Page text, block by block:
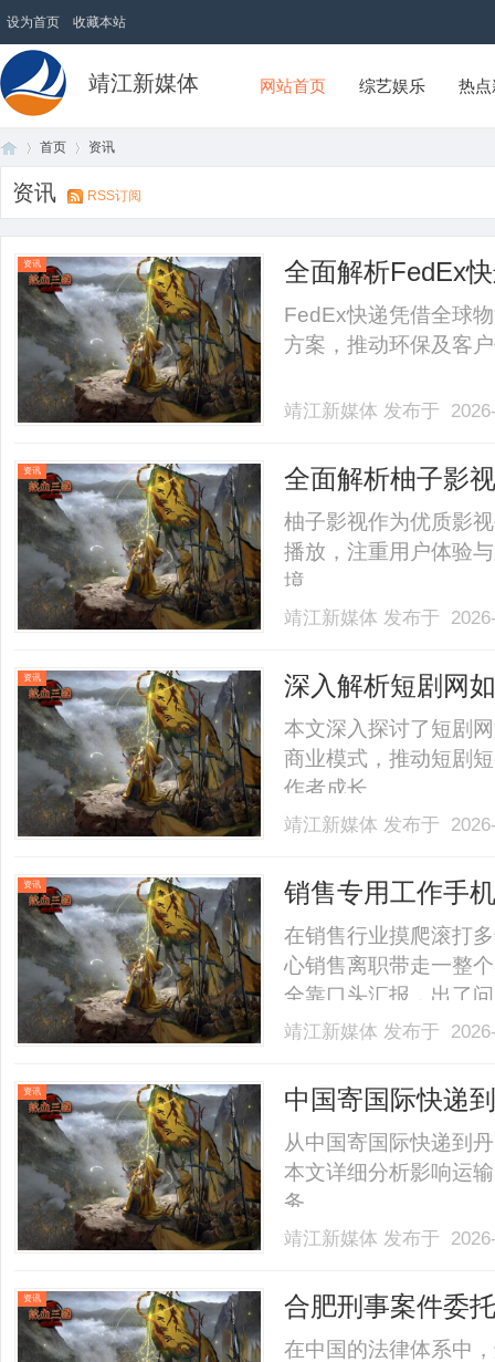
设为首页 收藏本站
靖江新媒体 网站首页 综艺娱乐 热
首页 资讯
资讯 RSS订阅
资讯 全面解析FedEx
FedEx快递凭借全球
方案，推动环保及客
靖江新媒体 发布于
资讯 全面解析柚子影
柚子影视作为优质影
播放，注重用户体验
境。......
靖江新媒体 发布于
资讯 深入解析短剧网
本文深入探讨了短剧
商业模式，推动短剧
作者成长。......
靖江新媒体 发布于
资讯 销售专用工作手
在销售行业摸爬滚打
心销售离职带走一整
全靠口头汇报，出了
管理工作手机就能轻
资产真正属于企业对
候.........
靖江新媒体 发布于
资讯
中国寄国际快递
务选择
从中国寄国际快递到
本文详细分析影响运
务。......
靖江新媒体 发布于
资讯 合肥刑事案件委
在中国的法律体系中